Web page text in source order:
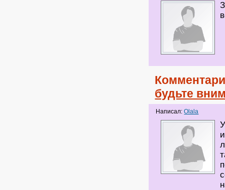
будьте
Написал:Olala